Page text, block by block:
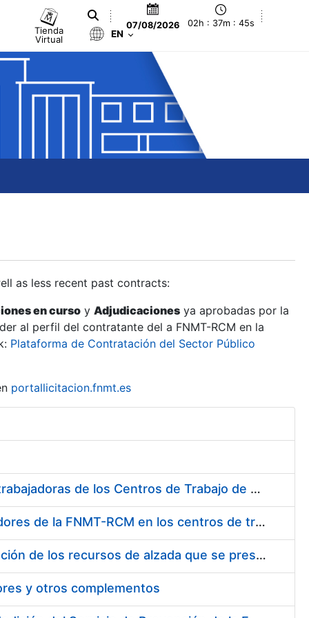
Tienda
Virtual
07/08/2026 02h : 37m : 46s
EN
as less recent past contracts:
en curso y Adjudicaciones ya aprobadas por la
al perfil del contratante del a FNMT-RCM en la
Plataforma de Contratación del Sector Público
portallicitacion.fnmt.es
Suministro de Protectores Auditivos a medida para las personas trabajadoras de los Centros de Trabajo de Madrid y Burgos
Suministro de gafas graduadas antiproyecciones para los trabajadores de la FNMT-RCM en los centros de trabajo de Madrid y Burgos
Servicios de una empresa externa para el asesoramiento y resolución de los recursos de alzada que se presentan relacionados con procesos de selección para la FNMT-RCM
y otros complementos